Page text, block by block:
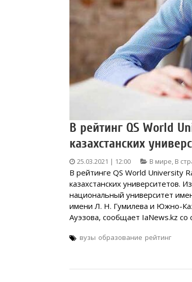
В рейтинг QS World
казахстанских
25.03.2021 | 12:00 В мире, В
В рейтинге QS World University
казахстанских университетов.
национальный университет
имени Л. Н. Гумилева и Южно-
Ауэзова, сообщает IaNews.kz со
вузы образование рейтинг